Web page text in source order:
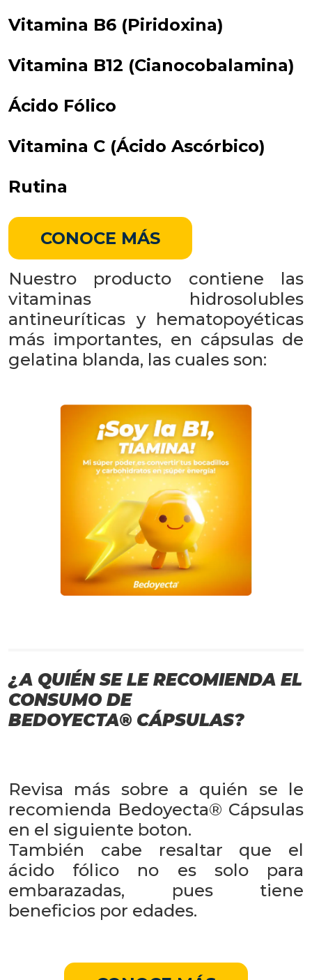
Vitamina B6 (Piridoxina)
Vitamina B12 (Cianocobalamina)
Ácido Fólico
Vitamina C (Ácido Ascórbico)
Rutina
CONOCE MÁS
Nuestro producto contiene las
vitaminas hidrosolubles
antineuríticas y hematopoyéticas
más importantes, en cápsulas de
gelatina blanda, las cuales son:
¿A QUIÉN SE LE RECOMIENDA EL
CONSUMO DE
BEDOYECTA® CÁPSULAS?
Revisa más sobre a quién se le
recomienda Bedoyecta® Cápsulas
en el siguiente boton.
También cabe resaltar que el
ácido fólico no es solo para
embarazadas, pues tiene
beneficios por edades.